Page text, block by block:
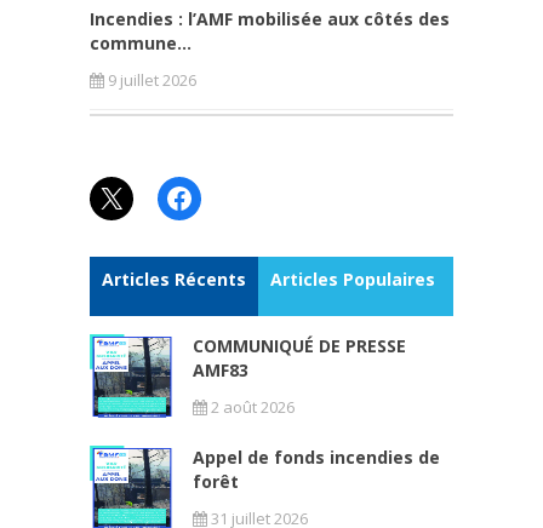
Incendies : l’AMF mobilisée aux côtés des
commune...
9 juillet 2026
X Facebook
Articles Récents Articles Populaires
COMMUNIQUÉ DE PRESSE
AMF83
2 août 2026
Appel de fonds incendies de
forêt
31 juillet 2026